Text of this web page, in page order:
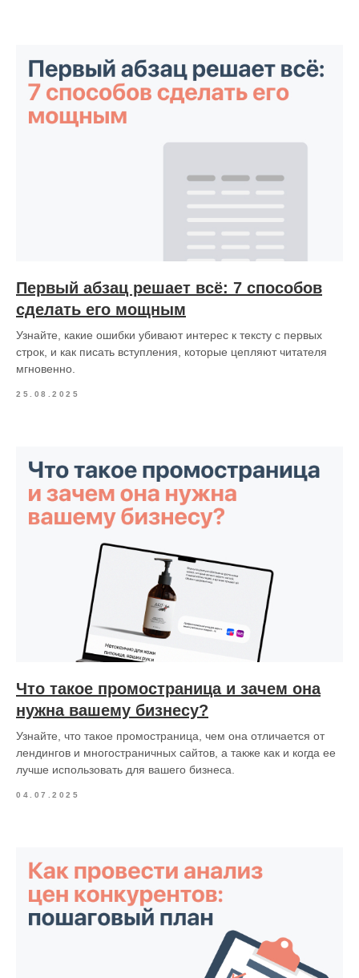
Первый абзац решает всё: 7 способов
сделать его мощным
Узнайте, какие ошибки убивают интерес к тексту с первых
строк, и как писать вступления, которые цепляют читателя
мгновенно.
25.08.2025
Что такое промостраница и зачем она
нужна вашему бизнесу?
Узнайте, что такое промостраница, чем она отличается от
лендингов и многостраничных сайтов, а также как и когда ее
лучше использовать для вашего бизнеса.
04.07.2025